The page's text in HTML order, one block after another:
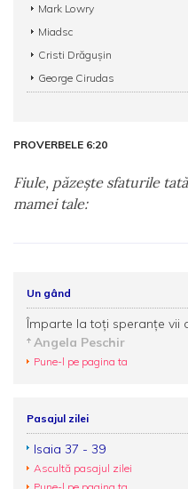
Mark Lowry
Miadsc
Cristi Drăgușin
George Cirudas
PROVERBELE 6:20
Fiule, păzeşte sfaturile
mamei tale:
Un gând
Împarte la toţi speranţe vii
Angela Peschir
Pune-l pe pagina ta
Pasajul zilei
Isaia 37 - 39
Ascultă pasajul zilei